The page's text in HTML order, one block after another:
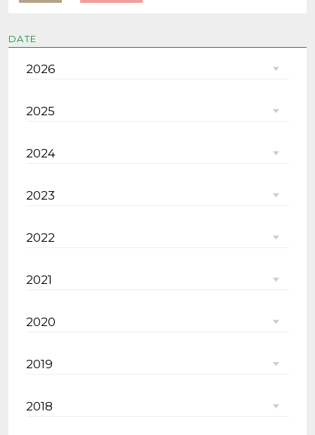
DATE
2026
2025
2024
2023
2022
2021
2020
2019
2018